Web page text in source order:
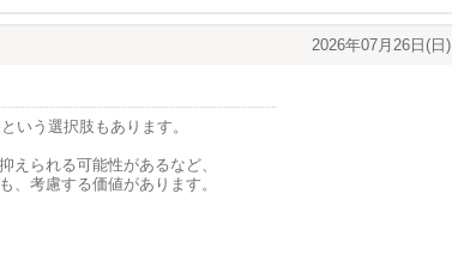
適な空間を提供します。
マリースイート（主寝室）があり、
す。吹き抜けのようなヴォールト天
うな心地よさを演出します。
がり、美しく改装された広々とした
のフレッシュなペイントが、洗練さ
います。
2026年07月26日(日)
いう選択肢もあります。
えられる可能性があるなど、
、考慮する価値があります。
予定によって変わります。